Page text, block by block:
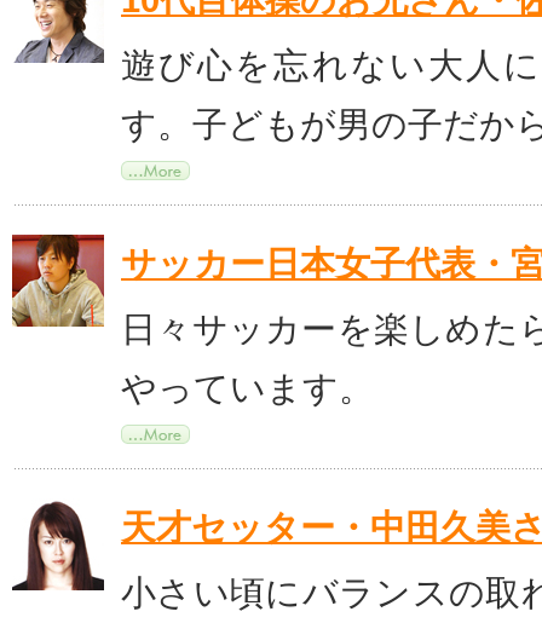
遊び心を忘れない大人
す。子どもが男の子だか
サッカー日本女子代表・
日々サッカーを楽しめた
やっています。
天才セッター・中田久美
小さい頃にバランスの取